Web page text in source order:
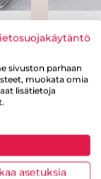
Liha
sivuston parhaan
muokata omia
lisätietoja
asetuksia